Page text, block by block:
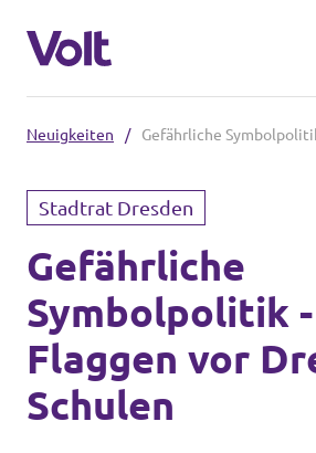
Volt Sachsen
Volt Leipzig
Volt Chemnitz
Volt in Deutschland
Programm
Über Volt
Menschen
Neuigkeiten /
Stadtrat Dresden
Gefährliche
Symbolpolitik -
Flaggen vor
Schulen